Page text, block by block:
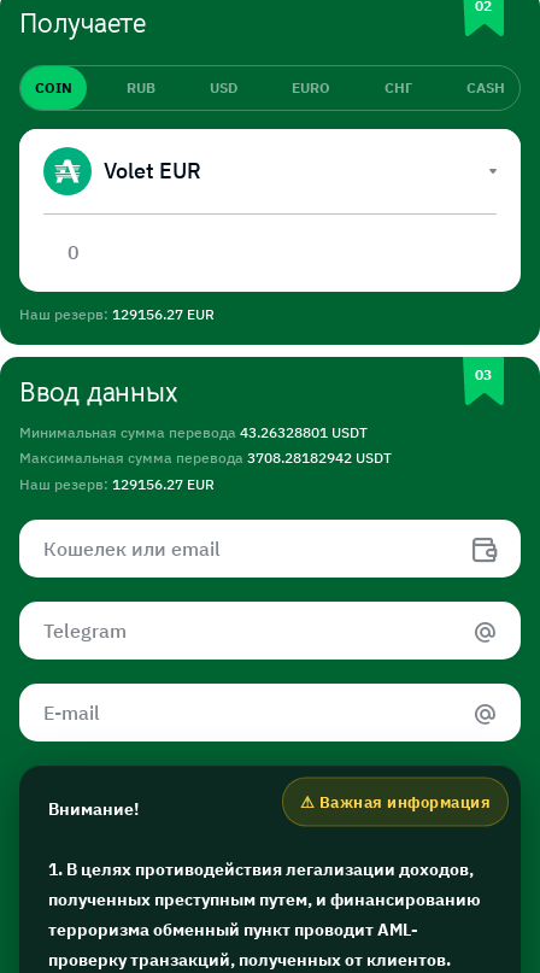
Получаете
COIN RUB USD EURO СНГ CASH
Volet EUR
Наш резерв: 129156.27 EUR
Ввод данных
Минимальная сумма перевода 43.26328801 USDT
Максимальная сумма перевода 3708.28182942 USDT
Наш резерв: 129156.27 EUR
Внимание!
1. В целях противодействия легализации доходов,
полученных преступным путем, и финансированию
терроризма обменный пункт проводит AML-
проверку транзакций, полученных от клиентов.